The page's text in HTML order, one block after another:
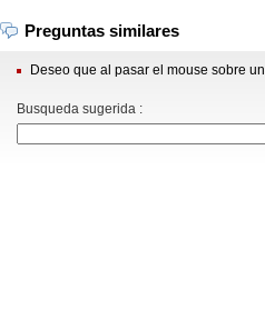
Preguntas similares
Deseo que al pasar el mouse sobre
Busqueda sugerida :